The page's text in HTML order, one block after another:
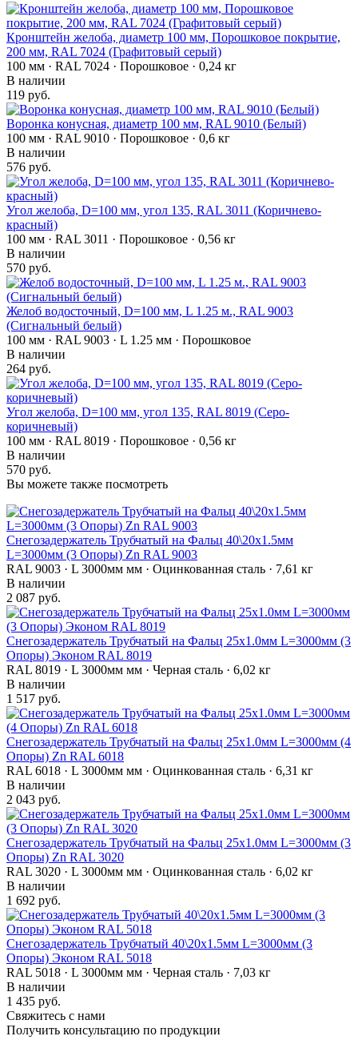
Кронштейн желоба, диаметр 100 мм, Порошковое покрытие,
200 мм, RAL 7024 (Графитовый серый)
100 мм · RAL 7024 · Порошковое · 0,24 кг
В наличии
119 руб.
Воронка конусная, диаметр 100 мм, RAL 9010 (Белый)
100 мм · RAL 9010 · Порошковое · 0,6 кг
В наличии
576 руб.
Угол желоба, D=100 мм, угол 135, RAL 3011 (Коричнево-
красный)
100 мм · RAL 3011 · Порошковое · 0,56 кг
В наличии
570 руб.
Желоб водосточный, D=100 мм, L 1.25 м., RAL 9003
(Сигнальный белый)
100 мм · RAL 9003 · L 1.25 мм · Порошковое
В наличии
264 руб.
Угол желоба, D=100 мм, угол 135, RAL 8019 (Серо-
коричневый)
100 мм · RAL 8019 · Порошковое · 0,56 кг
В наличии
570 руб.
Вы можете также посмотреть
Снегозадержатель Трубчатый на Фальц 40\20х1.5мм
L=3000мм (3 Опоры) Zn RAL 9003
RAL 9003 · L 3000мм мм · Оцинкованная сталь · 7,61 кг
В наличии
2 087 руб.
Снегозадержатель Трубчатый на Фальц 25х1.0мм L=3000мм (3
Опоры) Эконом RAL 8019
RAL 8019 · L 3000мм мм · Черная сталь · 6,02 кг
В наличии
1 517 руб.
Снегозадержатель Трубчатый на Фальц 25х1.0мм L=3000мм (4
Опоры) Zn RAL 6018
RAL 6018 · L 3000мм мм · Оцинкованная сталь · 6,31 кг
В наличии
2 043 руб.
Снегозадержатель Трубчатый на Фальц 25х1.0мм L=3000мм (3
Опоры) Zn RAL 3020
RAL 3020 · L 3000мм мм · Оцинкованная сталь · 6,02 кг
В наличии
1 692 руб.
Снегозадержатель Трубчатый 40\20х1.5мм L=3000мм (3
Опоры) Эконом RAL 5018
RAL 5018 · L 3000мм мм · Черная сталь · 7,03 кг
В наличии
1 435 руб.
Свяжитесь с нами
Получить консультацию по продукции